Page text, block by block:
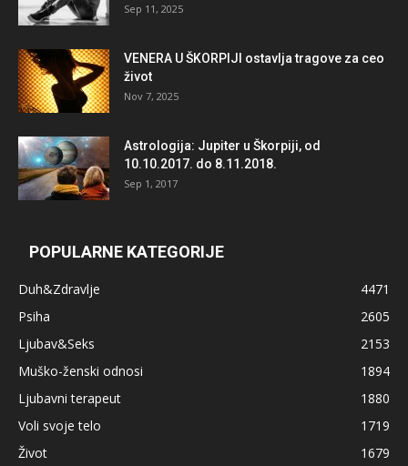
Sep 11, 2025
VENERA U ŠKORPIJI ostavlja tragove za ceo
život
Nov 7, 2025
Astrologija: Jupiter u Škorpiji, od
10.10.2017. do 8.11.2018.
Sep 1, 2017
POPULARNE KATEGORIJE
Duh&Zdravlje
4471
Psiha
2605
Ljubav&Seks
2153
Muško-ženski odnosi
1894
Ljubavni terapeut
1880
Voli svoje telo
1719
Život
1679